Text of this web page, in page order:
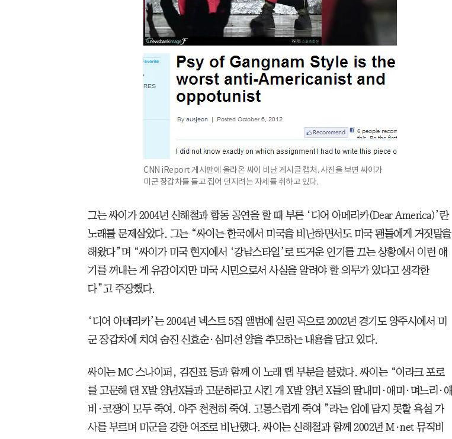
CNN iReport 게시판에 올라온 싸이 비난 게시글 캡처. 사진을 보면 싸이가
미군 장갑차를 들고 집어 던지려는 자세를 취하고 있다.
그는 싸이가 2004년 신해철과 합동 공연을 할 때 부른 ‘디어 아메리카(Dear America)’란
노래를 문제삼았다. 그는 “싸이는 한국에서 미국을 비난하면서도 미국 팬들에게 거짓말을
해왔다”며 “싸이가 미국 현지에서 ‘강남스타일’로 뜨거운 인기를 끄는 상황에서 이런 얘
기를 꺼내는 게 유감이지만 미국 시민으로서 사실을 알려야 할 의무가 있다고 생각한
다”고 주장했다.
‘디어 아메리카’는 2004년 넥스트 5집 앨범에 실린 곡으로 2002년 경기도 양주시에서 미
군 장갑차에 치여 숨진 신효순·심미선 양을 추모하는 내용을 담고 있다.
싸이는 MC 스나이퍼, 김진표 등과 함께 이 노래 랩 부분을 불렀다. 싸이는 “이라크 포로
를 고문해 댄 X발 양년X들과 고문하라고 시킨 개 X발 양년 X들의 딸내미·애미·며느리·애
비·코쟁이 모두 죽여. 아주 천천히 죽여. 고통스럽게 죽여 ”라는 입에 담지 못할 욕설 가
사를 부르며 미군을 강한 어조로 비난했다. 싸이는 신해철과 함께 2002년 M·net 뮤직비